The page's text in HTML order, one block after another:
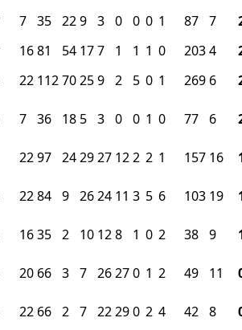
7 35 229 3 0 0 0 1 87 7
1681 54 177 1 1 1 0 2034
22 11270259 2 5 0 1 269 6
7 36 18 5 3 0 0 1 0 77 6
2297 242927 122 2 1 157 16
2284 9 2624 11 3 5 6 103 19
1635 2 10 128 1 0 2 38 9
20 66 3 7 26270 1 2 49 11
22 66 2 7 22290 2 4 42 8